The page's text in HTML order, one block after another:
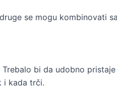
se mogu kombinovati
bi da udobno
i kada trči.